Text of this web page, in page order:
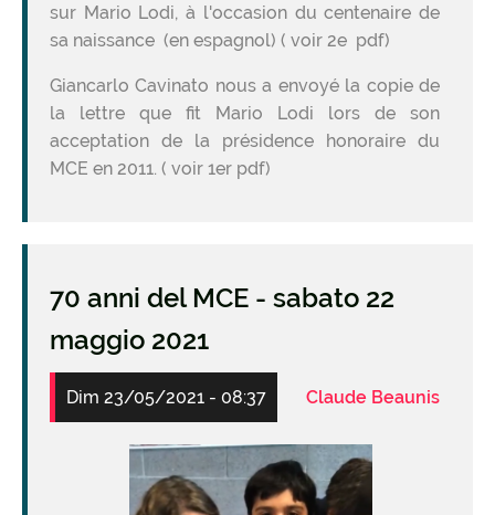
sur Mario Lodi, à l'occasion du centenaire de
sa naissance (en espagnol) ( voir 2e pdf)
Giancarlo Cavinato nous a envoyé la copie de
la lettre que fit Mario Lodi lors de son
acceptation de la présidence honoraire du
MCE en 2011. ( voir 1er pdf)
70 anni del MCE - sabato 22
maggio 2021
Dim 23/05/2021 - 08:37 Claude Beaunis